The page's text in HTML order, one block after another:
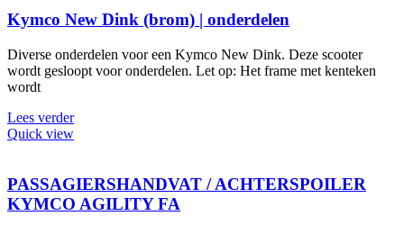
Kymco New Dink (brom) | onderdelen
Diverse onderdelen voor een Kymco New Dink. Deze scooter
wordt gesloopt voor onderdelen. Let op: Het frame met kenteken
wordt
Lees verder
Quick view
PASSAGIERSHANDVAT / ACHTERSPOILER
KYMCO AGILITY FA